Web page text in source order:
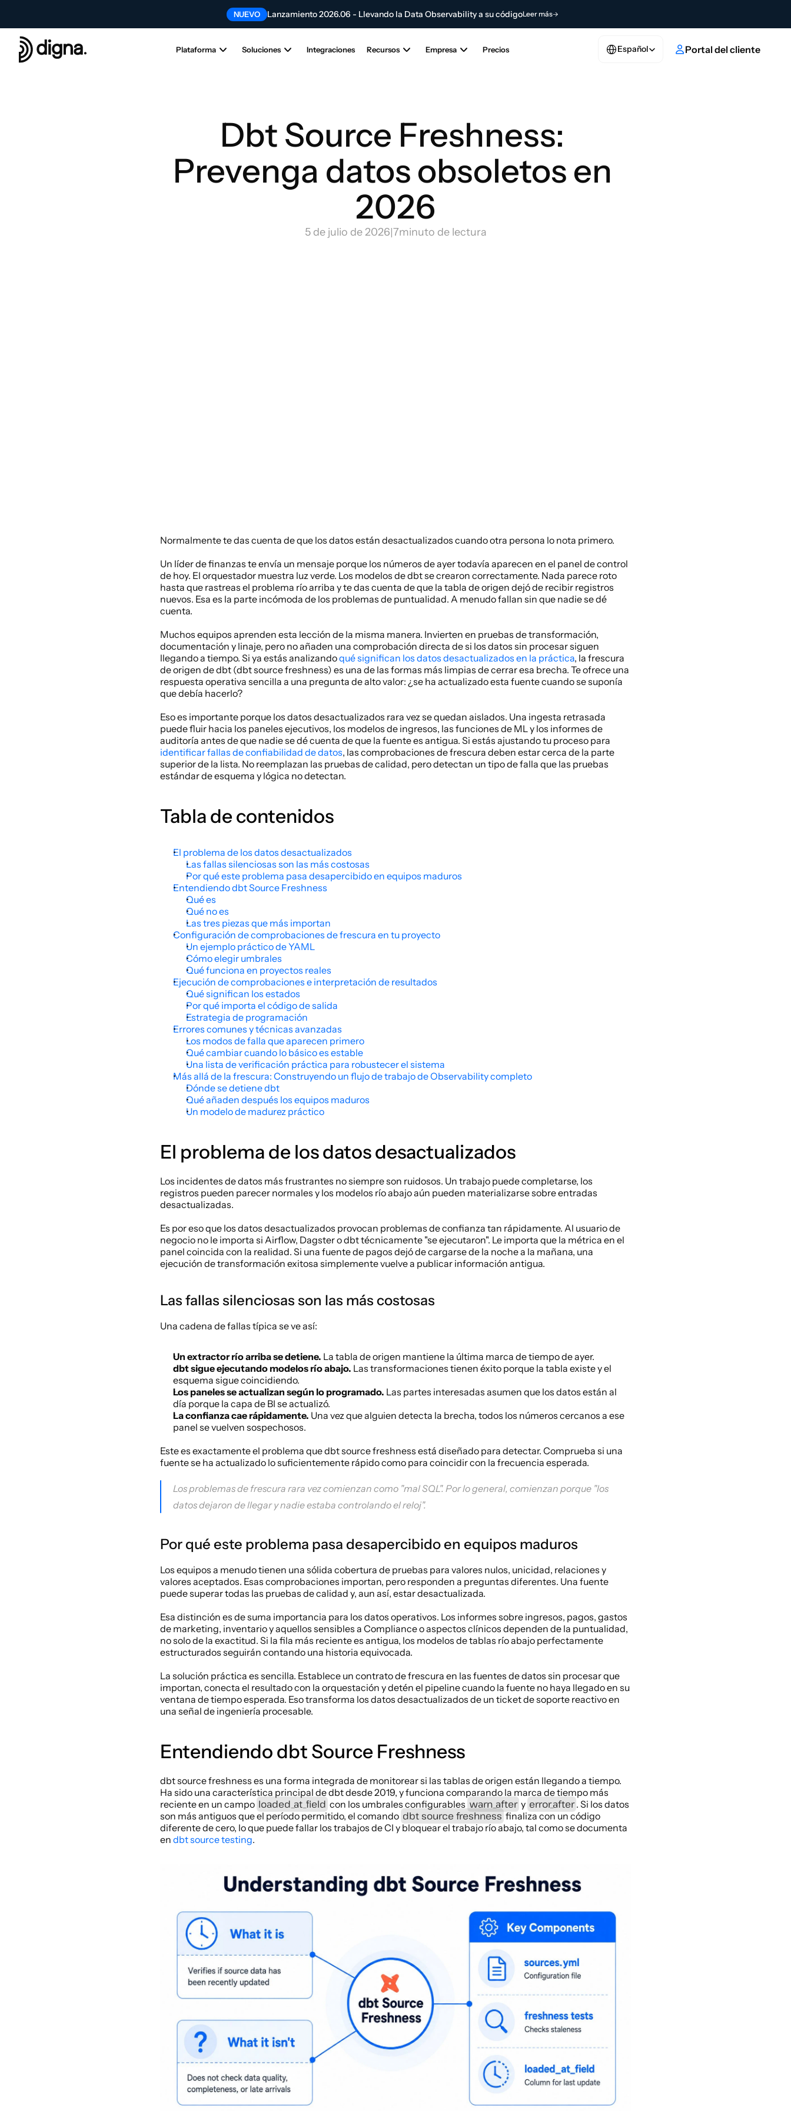
NUEVO Lanzamiento 2026.06 - Llevando la Data Observability a su códigoLeer más
Plataforma Soluciones Integraciones Recursos Empresa Precios Español Portal del cliente
Dbt Source Freshness:
Prevenga datos obsoletos en
2026
5 de julio de 2026|7minuto de lectura
Normalmente te das cuenta de que los datos están desactualizados cuando otra persona lo nota primero.
Un líder de finanzas te envía un mensaje porque los números de ayer todavía aparecen en el panel de control
de hoy. El orquestador muestra luz verde. Los modelos de dbt se crearon correctamente. Nada parece roto
hasta que rastreas el problema río arriba y te das cuenta de que la tabla de origen dejó de recibir registros
nuevos. Esa es la parte incómoda de los problemas de puntualidad. A menudo fallan sin que nadie se dé
cuenta.
Muchos equipos aprenden esta lección de la misma manera. Invierten en pruebas de transformación,
documentación y linaje, pero no añaden una comprobación directa de si los datos sin procesar siguen
llegando a tiempo. Si ya estás analizando qué significan los datos desactualizados en la práctica, la frescura
de origen de dbt (dbt source freshness) es una de las formas más limpias de cerrar esa brecha. Te ofrece una
respuesta operativa sencilla a una pregunta de alto valor: ¿se ha actualizado esta fuente cuando se suponía
que debía hacerlo?
Eso es importante porque los datos desactualizados rara vez se quedan aislados. Una ingesta retrasada
puede fluir hacia los paneles ejecutivos, los modelos de ingresos, las funciones de ML y los informes de
identificar fallas de confiabilidad de datos, las comprobaciones de frescura deben estar cerca de la parte
superior de la lista. No reemplazan las pruebas de calidad, pero detectan un tipo de falla que las pruebas
estándar de esquema y lógica no detectan.
Tabla de contenidos
El problema de los datos desactualizados
Las fallas silenciosas son las más costosas
Por qué este problema pasa desapercibido en equipos maduros
Entendiendo dbt Source Freshness
Qué es
Qué no es
Las tres piezas que más importan
Configuración de comprobaciones de frescura en tu proyecto
Un ejemplo práctico de YAML
Cómo elegir umbrales
Qué funciona en proyectos reales
Ejecución de comprobaciones e interpretación de resultados
Qué significan los estados
Por qué importa el código de salida
Estrategia de programación
Errores comunes y técnicas avanzadas
Los modos de falla que aparecen primero
Qué cambiar cuando lo básico es estable
Una lista de verificación práctica para robustecer el sistema
Más allá de la frescura: Construyendo un flujo de trabajo de Observability completo
Dónde se detiene dbt
Qué añaden después los equipos maduros
Un modelo de madurez práctico
El problema de los datos desactualizados
Los incidentes de datos más frustrantes no siempre son ruidosos. Un trabajo puede completarse, los
registros pueden parecer normales y los modelos río abajo aún pueden materializarse sobre entradas
desactualizadas.
Es por eso que los datos desactualizados provocan problemas de confianza tan rápidamente. Al usuario de
negocio no le importa si Airflow, Dagster o dbt técnicamente "se ejecutaron". Le importa que la métrica en el
panel coincida con la realidad. Si una fuente de pagos dejó de cargarse de la noche a la mañana, una
ejecución de transformación exitosa simplemente vuelve a publicar información antigua.
Las fallas silenciosas son las más costosas
Una cadena de fallas típica se ve así:
Un extractor río arriba se detiene. La tabla de origen mantiene la última marca de tiempo de ayer.
dbt sigue ejecutando modelos río abajo. Las transformaciones tienen éxito porque la tabla existe y el
esquema sigue coincidiendo.
Los paneles se actualizan según lo programado. Las partes interesadas asumen que los datos están al
día porque la capa de BI se actualizó.
La confianza cae rápidamente. Una vez que alguien detecta la brecha, todos los números cercanos a ese
panel se vuelven sospechosos.
Este es exactamente el problema que dbt source freshness está diseñado para detectar. Comprueba si una
fuente se ha actualizado lo suficientemente rápido como para coincidir con la frecuencia esperada.
Los problemas de frescura rara vez comienzan como "mal SQL". Por lo general, comienzan porque "los
datos dejaron de llegar y nadie estaba controlando el reloj".
Por qué este problema pasa desapercibido en equipos maduros
Los equipos a menudo tienen una sólida cobertura de pruebas para valores nulos, unicidad, relaciones y
valores aceptados. Esas comprobaciones importan, pero responden a preguntas diferentes. Una fuente
puede superar todas las pruebas de calidad y, aun así, estar desactualizada.
Esa distinción es de suma importancia para los datos operativos. Los informes sobre ingresos, pagos, gastos
de marketing, inventario y aquellos sensibles a Compliance o aspectos clínicos dependen de la puntualidad,
no solo de la exactitud. Si la fila más reciente es antigua, los modelos de tablas río abajo perfectamente
estructurados seguirán contando una historia equivocada.
La solución práctica es sencilla. Establece un contrato de frescura en las fuentes de datos sin procesar que
importan, conecta el resultado con la orquestación y detén el pipeline cuando la fuente no haya llegado en su
ventana de tiempo esperada. Eso transforma los datos desactualizados de un ticket de soporte reactivo en
una señal de ingeniería procesable.
Entendiendo dbt Source Freshness
dbt source freshness es una forma integrada de monitorear si las tablas de origen están llegando a tiempo.
Ha sido una característica principal de dbt desde 2019, y funciona comparando la marca de tiempo más
reciente en un campo loaded_at_field con los umbrales configurables warn_after y error_after . Si los datos
son más antiguos que el período permitido, el comando dbt source freshness finaliza con un código
diferente de cero, lo que puede fallar los trabajos de CI y bloquear el trabajo río abajo, tal como se documenta
en dbt source testing.